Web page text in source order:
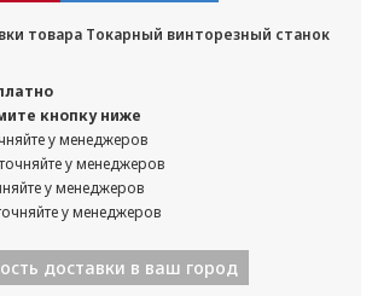
товара Токарный винторезный станок
кнопку ниже
у менеджеров
у менеджеров
у менеджеров
у менеджеров
доставки в ваш город